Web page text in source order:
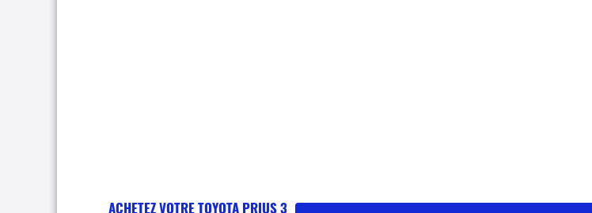
ACHETEZ VOTRE TOYOTA PRIUS 3